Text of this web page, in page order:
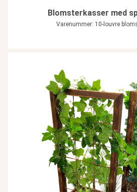
Blomsterkasser med
Varenummer: 10-louvre